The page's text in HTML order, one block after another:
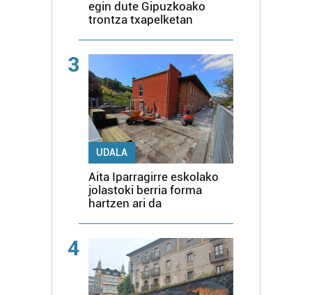
egin dute Gipuzkoako
trontza txapelketan
3
UDALA
Aita Iparragirre eskolako
jolastoki berria forma
hartzen ari da
4